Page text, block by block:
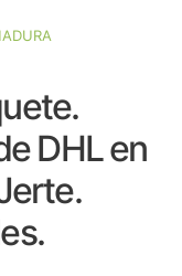
DHL en